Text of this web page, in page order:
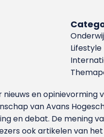
Lifestyle
en
van Avans
en debat. De mening
ook artikelen van